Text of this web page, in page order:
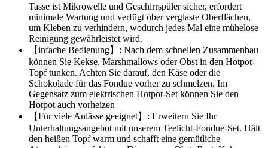
Tasse ist Mikrowelle und Geschirrspüler sicher, erfordert
minimale Wartung und verfügt über verglaste Oberflächen,
um Kleben zu verhindern, wodurch jedes Mal eine mühelose
Reinigung gewährleistet wird.
【infache Bedienung】: Nach dem schnellen Zusammenbau
können Sie Kekse, Marshmallows oder Obst in den Hotpot-
Topf tunken. Achten Sie darauf, den Käse oder die
Schokolade für das Fondue vorher zu schmelzen. Im
Gegensatz zum elektrischen Hotpot-Set können Sie den
Hotpot auch vorheizen
【Für viele Anlässe geeignet】: Erweitern Sie Ihr
Unterhaltungsangebot mit unserem Teelicht-Fondue-Set. Hält
den heißen Topf warm und schafft eine gemütliche